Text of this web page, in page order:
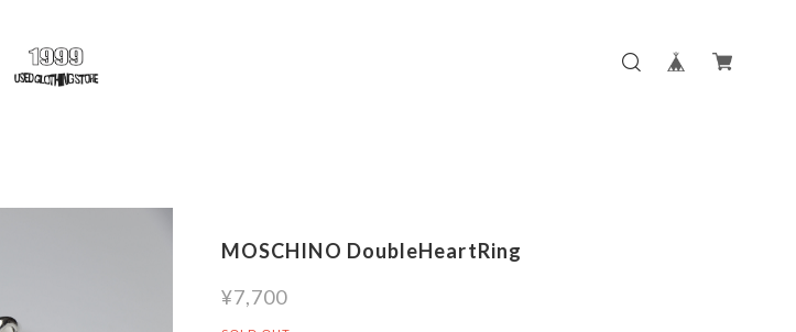
MOSCHINO DoubleHeartRing
¥7,700